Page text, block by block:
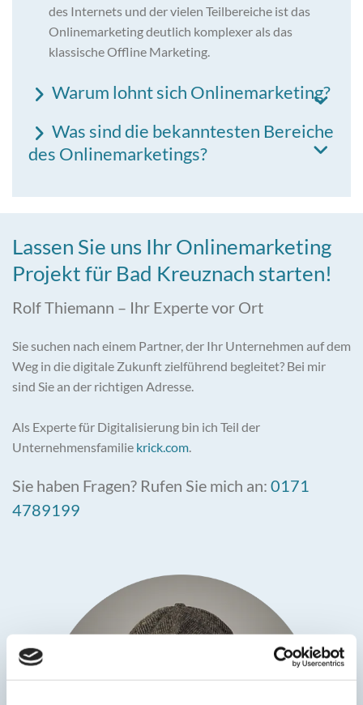
des Internets und der vielen Teilbereiche ist das
Onlinemarketing deutlich komplexer als das
klassische Offline Marketing.
Warum lohnt sich Onlinemarketing?
Was sind die bekanntesten Bereiche
des Onlinemarketings?
Lassen Sie uns Ihr Onlinemarketing
Projekt für Bad Kreuznach starten!
Rolf Thiemann – Ihr Experte vor Ort
Sie suchen nach einem Partner, der Ihr Unternehmen auf dem
Weg in die digitale Zukunft zielführend begleitet? Bei mir
sind Sie an der richtigen Adresse.
Als Experte für Digitalisierung bin ich Teil der
Unternehmensfamilie krick.com.
Sie haben Fragen? Rufen Sie mich an: 0171
4789199